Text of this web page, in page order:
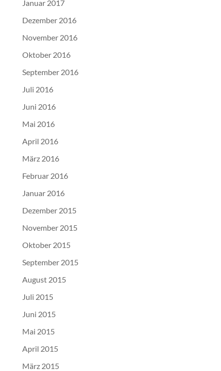
Januar 2017
Dezember 2016
November 2016
Oktober 2016
September 2016
Juli 2016
Juni 2016
Mai 2016
April 2016
März 2016
Februar 2016
Januar 2016
Dezember 2015
November 2015
Oktober 2015
September 2015
August 2015
Juli 2015
Juni 2015
Mai 2015
April 2015
März 2015